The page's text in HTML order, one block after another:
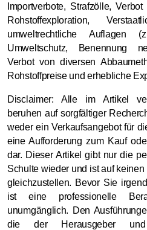
Importverbote, Strafzölle,
Rohstoffexploration,
umweltrechtliche Auflagen
Umweltschutz, Benennung
Verbot von diversen
Rohstoffpreise und erhebliche
Disclaimer: Alle im Artikel
beruhen auf sorgfältiger
weder ein Verkaufsangebot für
eine Aufforderung zum Kauf
dar. Dieser Artikel gibt nur die
Schulte wieder und ist auf
gleichzustellen. Bevor Sie
ist eine professionelle
unumgänglich. Den
die der Herausgeber